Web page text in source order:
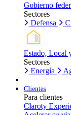
Gobierno
Sectores
Defensa
Estado, Local
Sectores
Energía
Clientes
Para clientes
Claroty